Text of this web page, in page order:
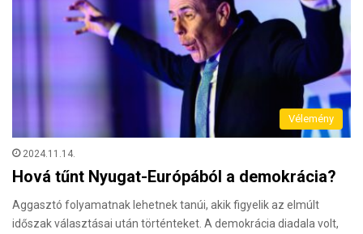
Vélemény
2024.11.14.
Hová tűnt Nyugat-Európából a demokrácia?
Aggasztó folyamatnak lehetnek tanúi, akik figyelik az elmúlt
időszak választásai után történteket. A demokrácia diadala volt,